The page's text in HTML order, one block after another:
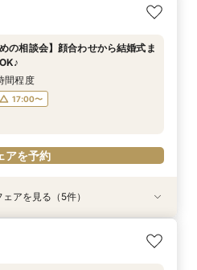
ハウス認定ウェルカムベビー会
優待＆美食を堪能♪お子様と一緒の
間程度
15:00〜
スマホ＆自宅でOK★】オンライ
談
16:00〜
邸宅を貸切OK】熊本の自然溢れ
食で家族ウエディング
15:00〜
お盆BIG★料理重視】黒毛和牛×5
万宿泊&限定7大特典
15:00〜
にオススメ】豪華5品3万円コー
ステップ相談会
15:00〜
めの相談会】顔合わせから結婚式ま
間程度
17:00〜
アを予約
ハウス認定ウェルカムベビー会
優待＆美食を堪能♪お子様と一緒の
スマホ＆自宅でOK★】オンライ
談
たい方へ◎2軒目来館優待付き】
！お見積り相談×3.3万円相当の
人数Premium相談会〜五感で味
堪能
／《初見学でも安心★ゆったり
の教会×自然の新会場*5品試食
アを見る（5件）